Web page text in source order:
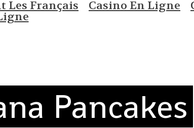
Les Français Casino En Ligne
Pancakes